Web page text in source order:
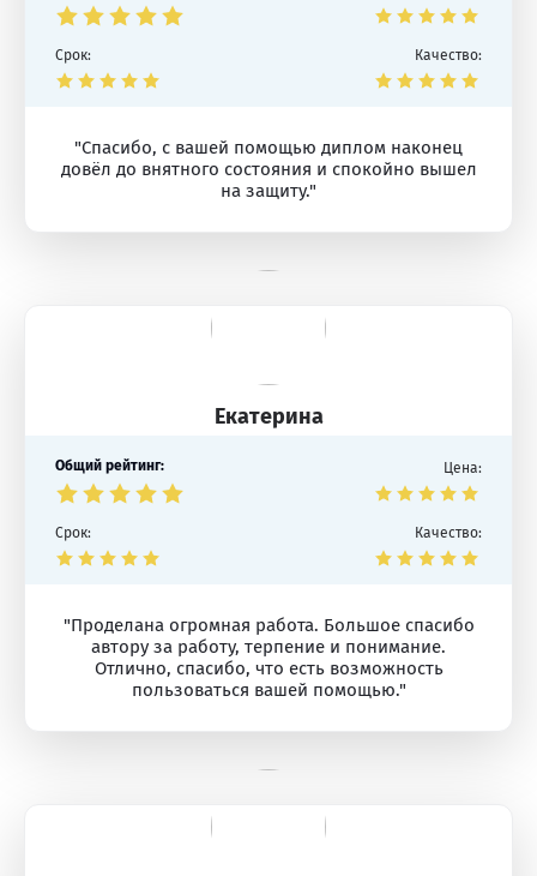
Срок: Качество:
"Спасибо, с вашей помощью диплом наконец
довёл до внятного состояния и спокойно вышел
на защиту."
Екатерина
Общий рейтинг: Цена:
Срок: Качество:
"Проделана огромная работа. Большое спасибо
автору за работу, терпение и понимание.
Отлично, спасибо, что есть возможность
пользоваться вашей помощью."